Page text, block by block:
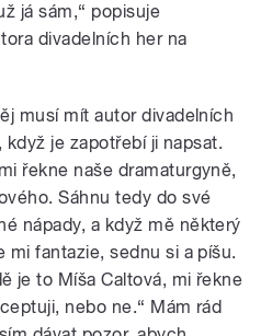
já sám,“ popisuje
divadelních her na
musí mít autor divadelních
když je zapotřebí ji napsat.
řekne naše dramaturgyně,
Sáhnu tedy do své
nápady, a když mě některý
fantazie, sednu si a píšu.
je to Míša Caltová, mi řekne
nebo ne.“ Mám rád